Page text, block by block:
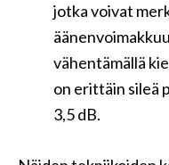
jotka voivat
vähentämällä
on erittäin sileä
3,5 dB.